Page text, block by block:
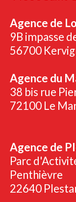
Agence de
9B impasse
56700
Agence du
38 bis rue
72100 Le
Agence de
Parc
Penthièvre
22640